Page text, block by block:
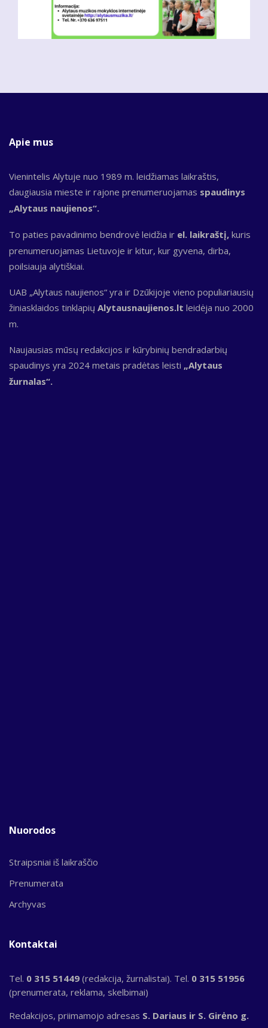
Apie mus
Vienintelis Alytuje nuo 1989 m. leidžiamas laikraštis,
daugiausia mieste ir rajone prenumeruojamas spaudinys
„Alytaus naujienos“.
To paties pavadinimo bendrovė leidžia ir el. laikraštį, kuris
prenumeruojamas Lietuvoje ir kitur, kur gyvena, dirba,
poilsiauja alytiškiai.
UAB „Alytaus naujienos“ yra ir Dzūkijoje vieno populiariausių
žiniasklaidos tinklapių Alytausnaujienos.lt leidėja nuo 2000
m.
Naujausias mūsų redakcijos ir kūrybinių bendradarbių
spaudinys yra 2024 metais pradėtas leisti „Alytaus
žurnalas“.
Nuorodos
Straipsniai iš laikraščio
Prenumerata
Archyvas
Kontaktai
Tel. 0 315 51449 (redakcija, žurnalistai). Tel. 0 315 51956
(prenumerata, reklama, skelbimai)
Redakcijos, priimamojo adresas S. Dariaus ir S. Girėno g.